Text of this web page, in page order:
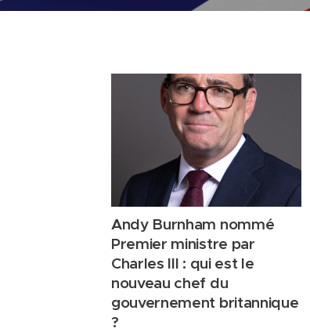
Andy Burnham nommé
Premier ministre par
Charles III : qui est le
nouveau chef du
gouvernement britannique
?